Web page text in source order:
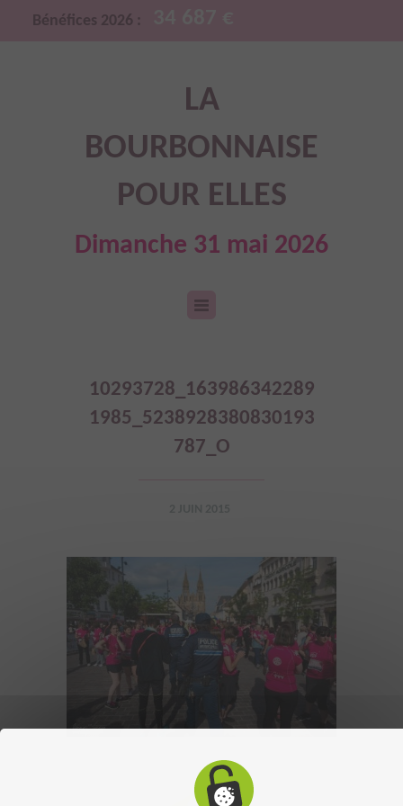
Bénéfices 2026 :
LA
BOURBONNAISE
POUR ELLES
Dimanche 31 mai 2026
10293728_163986342289
1985_5238928380830193
787_O